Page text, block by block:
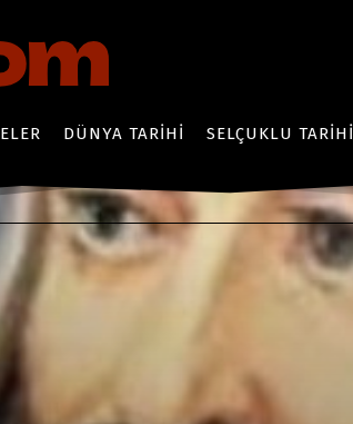
DÜNYA TARIHI SELÇUKLU TARIHI